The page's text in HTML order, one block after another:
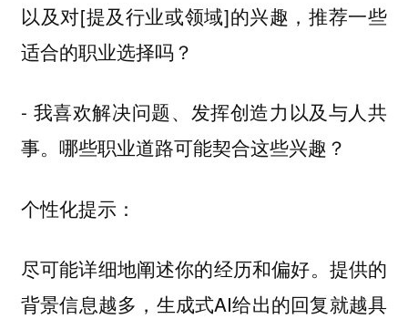
以及对[提及行业或领域]的兴趣，推荐一些
适合的职业选择吗？
- 我喜欢解决问题、发挥创造力以及与人共
事。哪些职业道路可能契合这些兴趣？
个性化提示：
尽可能详细地阐述你的经历和偏好。提供的
背景信息越多，生成式AI给出的回复就越具